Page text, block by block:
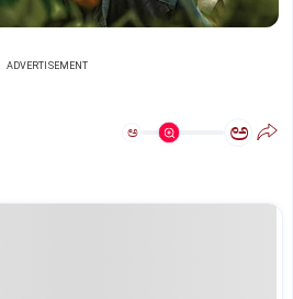
ADVERTISEMENT
ಅ ಅ